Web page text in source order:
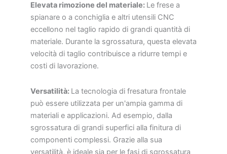
Elevata rimozione del materiale: Le frese a
spianare o a conchiglia e altri utensili CNC
eccellono nel taglio rapido di grandi quantità di
materiale. Durante la sgrossatura, questa elevata
velocità di taglio contribuisce a ridurre tempi e
costi di lavorazione.
Versatilità: La tecnologia di fresatura frontale
può essere utilizzata per un'ampia gamma di
materiali e applicazioni. Ad esempio, dalla
sgrossatura di grandi superfici alla finitura di
componenti complessi. Grazie alla sua
versatilità, è ideale sia per le fasi di sgrossatura